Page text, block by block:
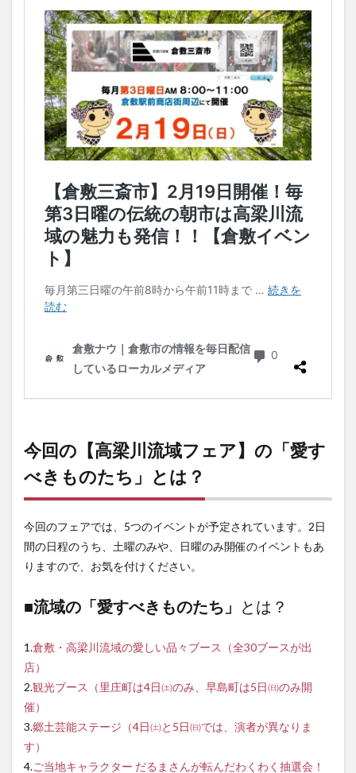
6
【高
梁川
流域
フェ
ア】
4. ご
当地
キャ
ラク
ター
んが
転ん
だわ
くわ
く抽
会！
流域
ミニ
プラ
ネタ
やっ
てく
る
8
梁川
流域
ア】
ント
情報
今回の【高梁川流域フェア】の「愛す
べきものたち」とは？
今回のフェアでは、5つのイベントが予定されています。2日
間の日程のうち、土曜のみや、日曜のみ開催のイベントもあ
りますので、お気を付けください。
■流域の「愛すべきものたち」 とは？
1.倉敷・高梁川流域の愛しい品々ブース（全30ブースが出
店）
2.観光ブース（里庄町は4日㈯のみ、早島町は5日㈰のみ開
催）
3.郷土芸能ステージ（4日㈯と5日㈰では、演者が異なりま
す）
4.ご当地キャラクター だるまさんが転んだわくわく抽選会！